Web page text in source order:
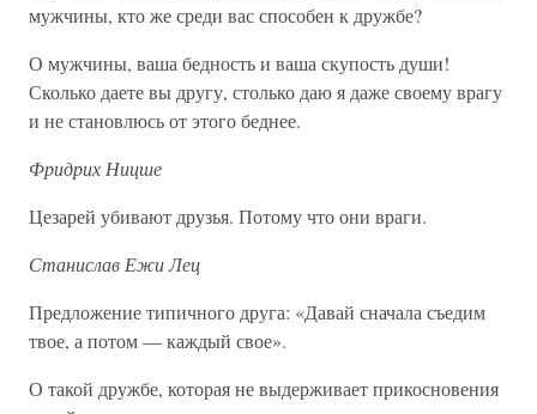
мужчины, кто же среди вас способен к дружбе?
О мужчины, ваша бедность и ваша скупость души!
Сколько даете вы другу, столько даю я даже своему врагу
и не становлюсь от этого беднее.
Фридрих Ницше
Цезарей убивают друзья. Потому что они враги.
Станислав Ежи Лец
Предложение типичного друга: «Давай сначала съедим
твое, а потом — каждый свое».
О такой дружбе, которая не выдерживает прикосновения